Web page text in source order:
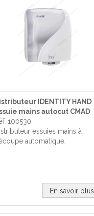
IDENTITY HAND
mains autocut CMAD
100530
essuies mains à
automatique.
En savoir plus